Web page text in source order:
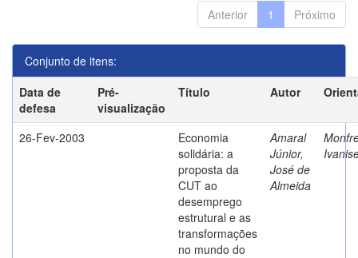
Anterior 1 Próximo
Conjunto de itens:
Data de
defesa
Pré-
visualização
Título Autor
26-Fev-2003
Economia
solidária: a
proposta da
CUT ao
desemprego
estrutural e as
transformações
no mundo do
Amaral
Júnior,
José de
Almeida